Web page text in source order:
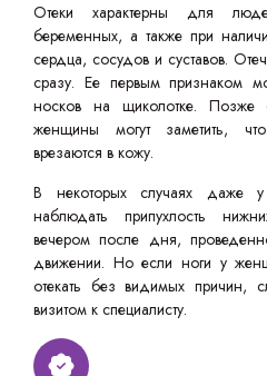
Отеки характерны для
беременных, а также при
сердца, сосудов и суставов.
сразу. Ее первым признаком
носков на щиколотке. Позже
женщины могут заметить,
врезаются в кожу.
В некоторых случаях даже
наблюдать припухлость
вечером после дня,
движении. Но если ноги у
отекать без видимых причин,
визитом к специалисту.